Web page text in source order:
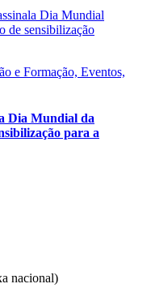
e Formação, Eventos,
Dia Mundial da
para a
nacional)